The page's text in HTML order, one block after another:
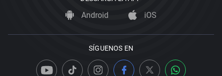
Android iOS
SÍGUENOS EN